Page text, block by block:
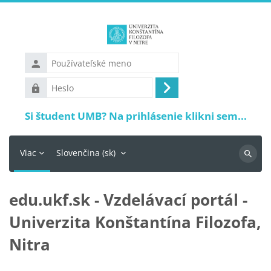
Používateľské
meno
Heslo
Prihlásiť
sa
Si študent UMB? Na prihlásenie klikni sem...
Viac Slovenčina ‎(sk)‎
edu.ukf.sk - Vzdelávací portál -
Univerzita Konštantína Filozofa,
Nitra